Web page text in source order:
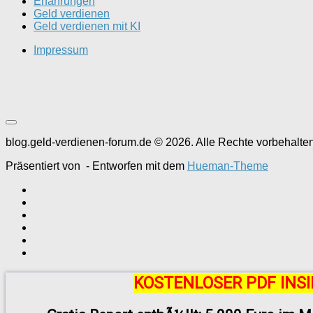
Geld verdienen
Geld verdienen mit KI
Impressum
blog.geld-verdienen-forum.de © 2026. Alle Rechte
Präsentiert von - Entworfen mit dem Hueman-Theme
KOSTENLOSER PDF